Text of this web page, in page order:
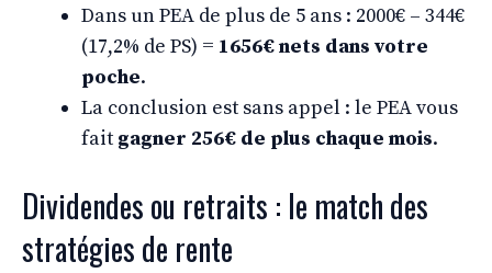
Dans un PEA de plus de 5 ans : 2000€ – 344€
(17,2% de PS) = 1656€ nets dans votre
poche.
La conclusion est sans appel : le PEA vous
fait gagner 256€ de plus chaque mois.
Dividendes ou retraits : le match des
stratégies de rente